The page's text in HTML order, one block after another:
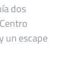
dos
un escape